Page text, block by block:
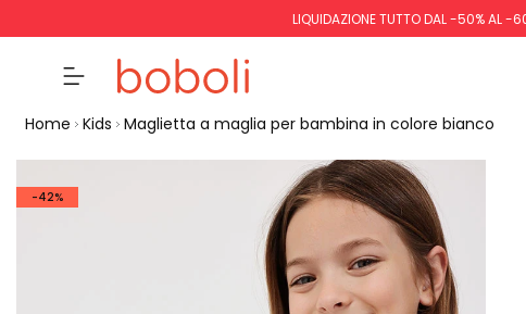
LIQUIDAZIONE TUTTO DAL -50% AL -
Home Kids Maglietta a maglia per bambina in colore bianco
-42%